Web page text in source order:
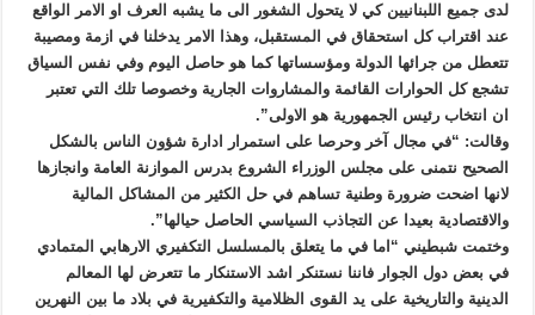
لدى جميع اللبنانيين كي لا يتحول الشغور الى ما يشبه العرف او الامر الواقع
عند اقتراب كل استحقاق في المستقبل، وهذا الامر يدخلنا في ازمة ومصيبة
تتعطل من جرائها الدولة ومؤسساتها كما هو حاصل اليوم وفي نفس السياق
تشجع كل الحوارات القائمة والمشاروات الجارية وخصوصا تلك التي تعتبر
ان انتخاب رئيس الجمهورية هو الاولى”.
وقالت: “في مجال آخر وحرصا على استمرار ادارة شؤون الناس بالشكل
الصحيح نتمنى على مجلس الوزراء الشروع بدرس الموازنة العامة وانجازها
لانها اضحت ضرورة وطنية تساهم في حل الكثير من المشاكل المالية
والاقتصادية بعيدا عن التجاذب السياسي الحاصل حيالها”.
وختمت شبطيني “اما في ما يتعلق بالمسلسل التكفيري الارهابي المتمادي
في بعض دول الجوار فاننا نستنكر اشد الاستنكار ما تتعرض لها المعالم
الدينية والتاريخية على يد القوى الظلامية والتكفيرية في بلاد ما بين النهرين